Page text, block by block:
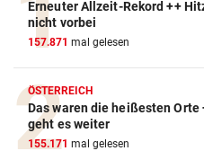
Erneuter Allzeit-Rekord ++
nicht vorbei
157.871 mal gelesen
ÖSTERREICH
Das waren die heißesten Orte
geht es weiter
155.171 mal gelesen